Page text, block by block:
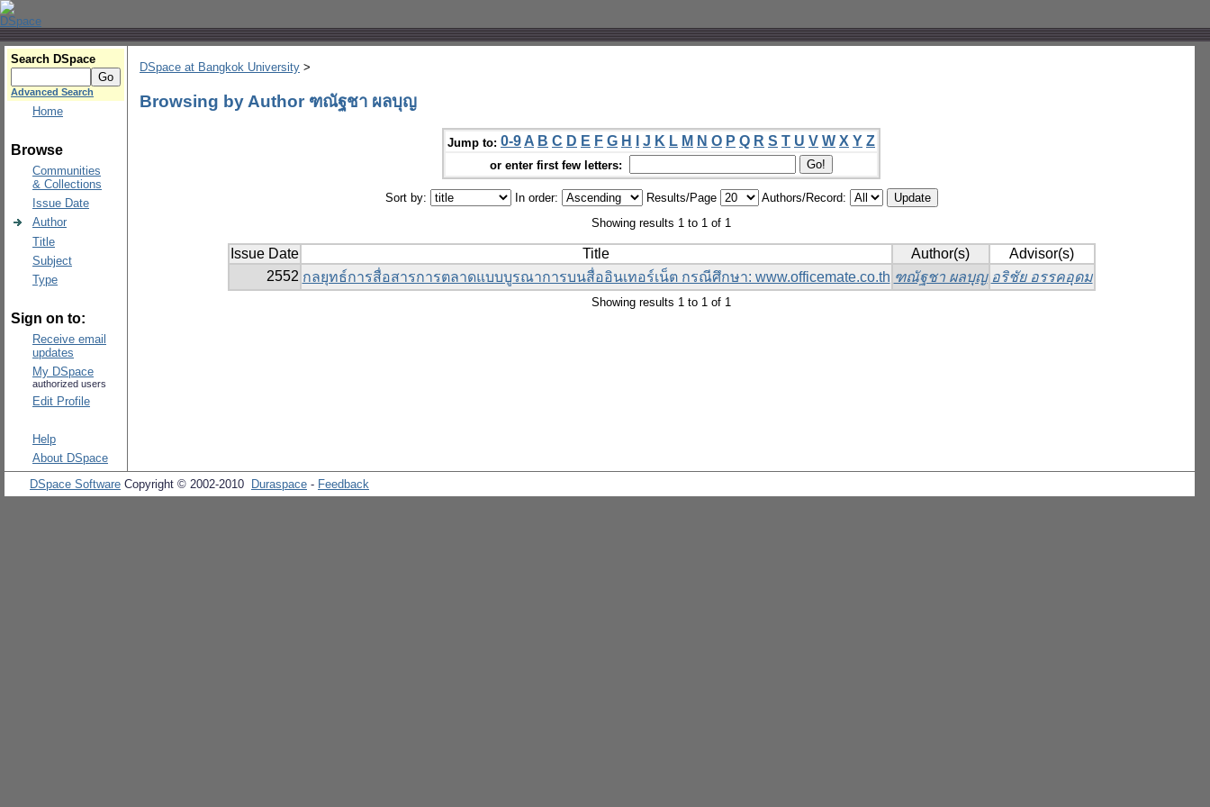
Search DSpace
Advanced Search
Home
Browse
Communities
& Collections
Issue Date
Author
Title
Subject
Type
Sign on to:
Receive email
updates
My DSpace
authorized users
Edit Profile
Help
About DSpace
DSpace at Bangkok University >
Browsing by Author ฑณัฐชา ผลบุญ
Jump to: 0-9 A B C D E F G H J K L M N O P Q R S T U V W X Y Z
or enter first few letters:
Sort by: In order: Results/Page
Authors/Record:
Showing results 1 to 1 of 1
Issue Date Title Author(s)
Advisor(s)
2552 กลยุทธ์การสื่อสารการตลาดแบบบูรณาการบนสื่ออินเทอร์เน็ต กรณีศึกษา: www.officemate.co.th ฑณัฐชา ผลบุญ อริชัย อรรคอุดม
Showing results 1 to 1 of 1
DSpace Software Copyright © 2002-2010 Duraspace - Feedback